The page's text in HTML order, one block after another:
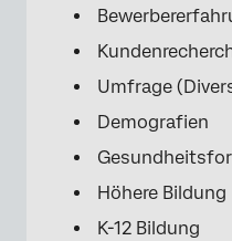
Umfrage
Demografien
Höhere Bildung
K-12 Bildung